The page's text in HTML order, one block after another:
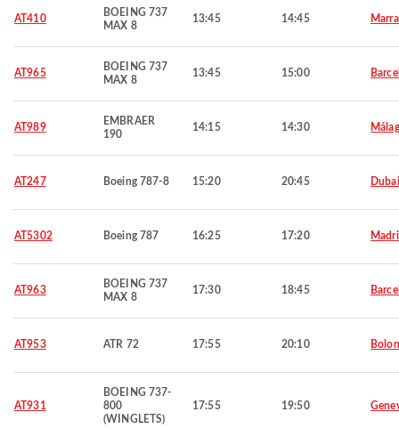
AT410
BOEING 737
MAX 8
13:45 14:45
AT965
BOEING 737
MAX 8
13:45 15:00
AT989
EMBRAER
190
14:15 14:30
AT247 Boeing 787-8 15:20 20:45 Dubai
AT5302 Boeing 787 16:25 17:20
AT963
BOEING 737
MAX 8
17:30 18:45
AT953 ATR 72 17:55 20:10
AT931
BOEING 737-
800
(WINGLETS)
17:55 19:50